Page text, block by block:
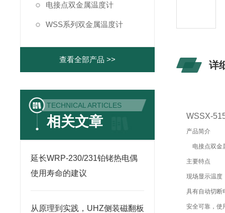
电接点双金属温度计
WSS系列双金属温度计
查看全部产品 >>
TECHNICAL ARTICLES
相关文章
延长WRP-230/231铂铑热电偶
使用寿命的建议
从原理到实践，UHZ侧装磁翻板
详
WSSX-
产品简介
电接点双金
主要特点
现场显示温度
具有自动切断
安全可靠，使